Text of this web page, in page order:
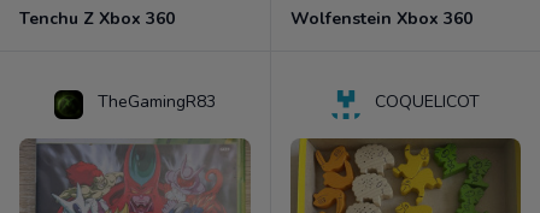
Tenchu Z Xbox 360 Wolfenstein Xbox 360
TheGamingR83 COQUELICOT